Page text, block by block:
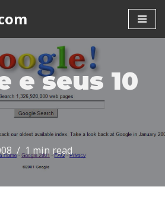
e seus 10
1 min read